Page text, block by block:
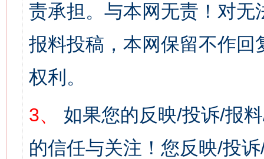
责承担。与本网无责！对
报料投稿，本网保留不作
权利。
3、
如果您的反映/投诉/报
的信任与关注！您反映/投